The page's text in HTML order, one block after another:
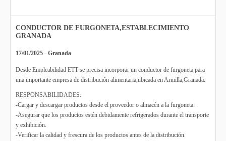
CONDUCTOR DE FURGONETA,ESTABLECIMIENTO
GRANADA
17/01/2025 - Granada
Desde Empleabilidad ETT se precisa incorporar un conductor de furgoneta para
una importante empresa de distribución alimentaria,ubicada en Armilla,Granada.
RESPONSABILIDADES:
-Cargar y descargar productos desde el proveedor o almacén a la furgoneta.
-Asegurar que los productos estén debidamente refrigerados durante el transporte
y exhibición.
-Verificar la calidad y frescura de los productos antes de la distribución.